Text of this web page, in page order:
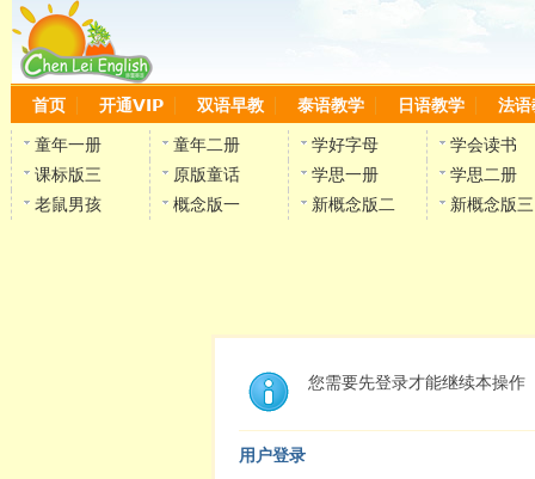
首页 开通VIP 双语早教 泰语教学 日语教学 法语
童年一册 童年二册 学好字母
学会读书
课标版三
原版童话 学思一册
学思二册
老鼠男孩
概念版一 新概念版二 新概念版三
您需要先登录才能继续本操作
用户登录